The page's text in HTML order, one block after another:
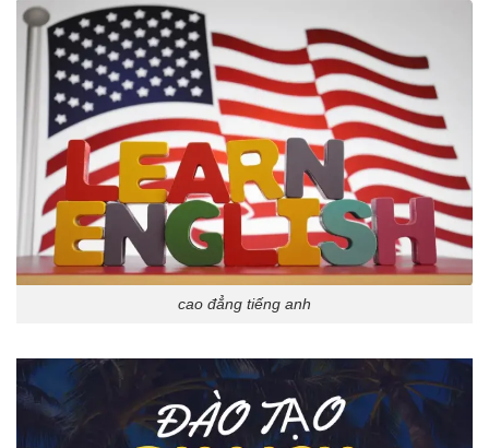
cao đẳng tiếng anh